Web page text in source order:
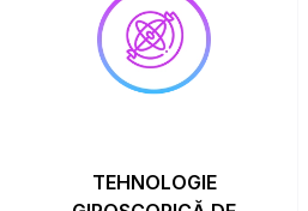
TEHNOLOGIE